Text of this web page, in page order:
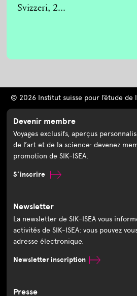
Svizzeri, 2...
© 2026 Institut suisse pour l’étude de
Devenir membre
Voyages exclusifs, aperçus
de l’art et de la science: devenez
promotion de SIK-ISEA.
S’inscrire
Newsletter
La newsletter de SIK-ISEA vous
activités de SIK-ISEA: vous pouvez
adresse électronique.
Newsletter inscription
Presse